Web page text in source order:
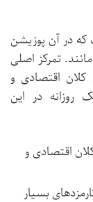
در آن پوزیشن
تمرکز اصلی
کلان اقتصادی و
روزانه در این
اقتصادی و
بسیار